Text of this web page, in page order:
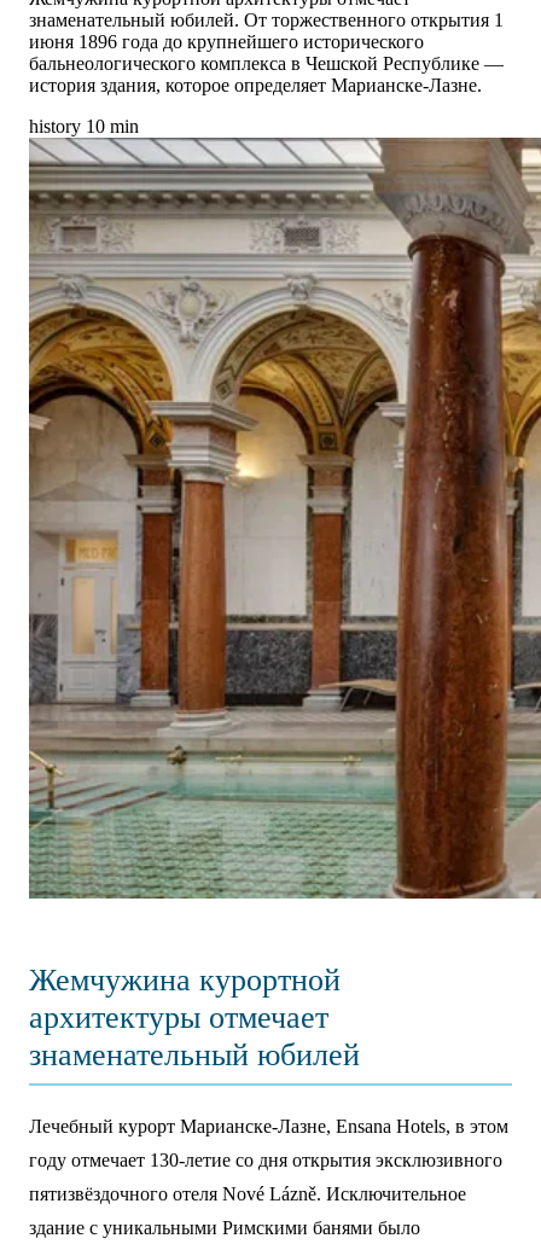
знаменательный юбилей. От торжественного открытия 1
июня 1896 года до крупнейшего исторического
бальнеологического комплекса в Чешской Республике —
история здания, которое определяет Марианске-Лазне.
history 10 min
Жемчужина курортной
архитектуры отмечает
знаменательный юбилей
Лечебный курорт Марианске-Лазне, Ensana Hotels, в этом
году отмечает 130-летие со дня открытия эксклюзивного
пятизвёздочного отеля Nové Lázně. Исключительное
здание с уникальными Римскими банями было